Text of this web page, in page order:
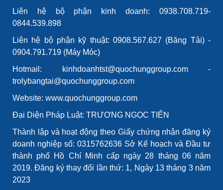
Liên hệ bộ phận kinh doanh: 0938.708.719-
0844.539.898
Liên hệ bộ phận kỹ thuật: 0908.567.627 (Băng Tải) -
0904.791.719 (Máy Móc)
Hotmail: kinhdoanhtst@quochunggroup.com -
trolybangtai@quochunggroup.com
Website: www.quochunggroup.com
Đại Diện Pháp Luật: TRƯƠNG NGỌC TIẾN
Thành lập và hoạt động theo Giấy chứng nhận đăng ký
doanh nghiệp số: 0315762636 Sở Kế hoạch và Đầu tư
thành phố Hồ Chí Minh cấp ngày 28 tháng 06 năm
2019. Đăng ký thay đổi lần thứ: 1, Ngày 13 tháng 3 năm
2023